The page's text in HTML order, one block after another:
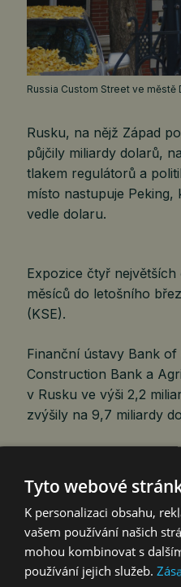
Russia Custom Street ve městě
Rusku, na nějž Západ
půjčily miliardy dolarů,
tlakem regulátorů a
místo nastupuje
vedle dolaru.
Expozice čtyř
měsíců do letošního
(KSE).
Finanční ústavy Bank of
Construction Bank a
v Rusku ve výši 2,2
zvýšily na 9,7 miliardy
největší pohledávky v
dolarů, připomíná FT.
aktiva v Rusku snížila
Tyto webové
K personalizaci obsahu,
vašem používání našich
mohou kombinovat s
používání jejich služeb.